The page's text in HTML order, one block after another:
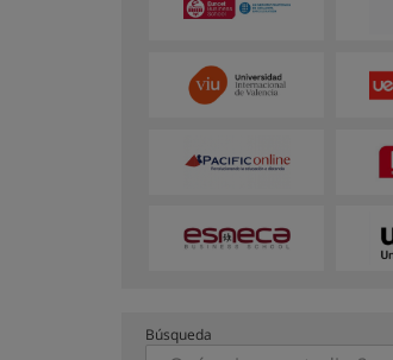
Búsqueda